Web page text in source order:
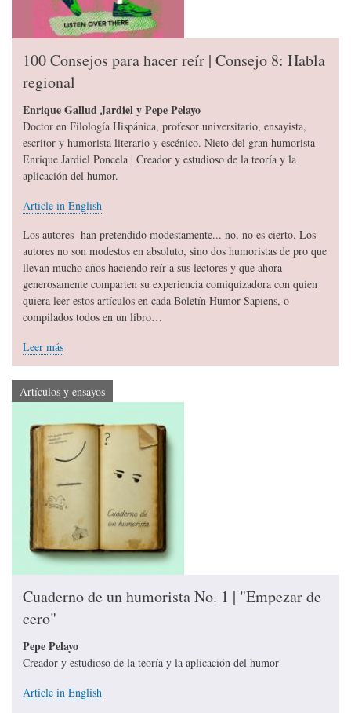
100 Consejos para hacer reír | Consejo 8: Habla
regional
Enrique Gallud Jardiel y Pepe Pelayo
Doctor en Filología Hispánica, profesor universitario, ensayista,
escritor y humorista literario y escénico. Nieto del gran humorista
Enrique Jardiel Poncela | Creador y estudioso de la teoría y la
aplicación del humor.
Article in English
Los autores han pretendido modestamente... no, no es cierto. Los
autores no son modestos en absoluto, sino dos humoristas de pro que
llevan mucho años haciendo reír a sus lectores y que ahora
generosamente comparten su experiencia comiquizadora con quien
quiera leer estos artículos en cada Boletín Humor Sapiens, o
compilados todos en un libro…
Leer más
Artículos y ensayos
Cuaderno de un humorista No. 1 | "Empezar de
cero"
Pepe Pelayo
Creador y estudioso de la teoría y la aplicación del humor
Article in English